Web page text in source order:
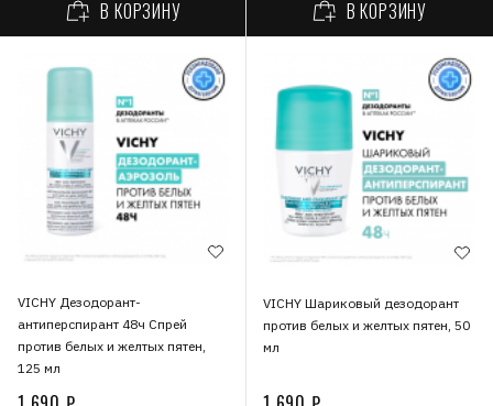
В КОРЗИНУ В КОРЗИНУ
VICHY Дезодорант-
антиперспирант 48ч Спрей
против белых и желтых пятен,
125 мл
VICHY Шариковый дезодорант
против белых и желтых пятен, 50
мл